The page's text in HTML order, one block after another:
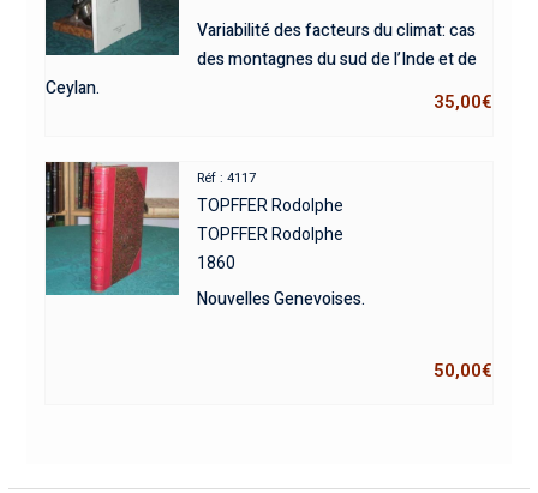
Variabilité des facteurs du climat: cas
des montagnes du sud de l’Inde et de
Ceylan.
35,00€
Réf : 4117
TOPFFER Rodolphe
TOPFFER Rodolphe
1860
Nouvelles Genevoises.
50,00€